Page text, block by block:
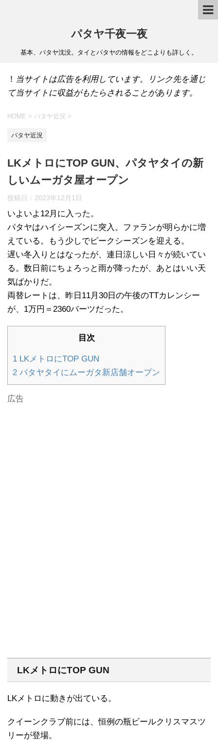
パタヤ千夜一夜
基本、パタヤ沈没。タイとパタヤの情報をどこよりも詳しく。
！ 当サイトは広告を利用しています。リンク先を通じ
て当サイトに収益がもたらされることがあります。
HOME > パタヤ近況 >
パタヤ近況
LKメトロにTOP GUN、パタヤタイの新
しいムーガタ屋オープン
投稿日： 2023年12月1日
いよいよ12月に入った。
パタヤはハイシーズンに突入。ファランが明らかに増
えている。もう少しでピークシーズンを迎える。
遅い冬入りとはなったが、連日涼しい日々が続いてい
る。数日前にちょろっと雨が降ったが、あとはいい天
気ばかりだ。
両替レートは、昨日11月30日の午後のTTカレンシー
が、1万円＝2360バーツだった。
目次
1 LKメトロにTOP GUN
2 パタヤタイにムーガタ新店舗オープン
広告
LKメトロにTOP GUN
LKメトロに動きが出ている。
クイーンクラブ前には、恒例の瓶ビールクリスマスツ
リーが登場。